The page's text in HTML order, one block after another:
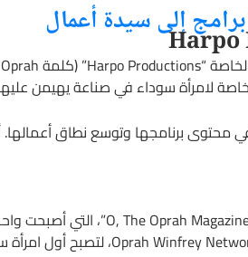
إلى سيدة أعمال
لامرأة سوداء في صناعة يهيمن عليها